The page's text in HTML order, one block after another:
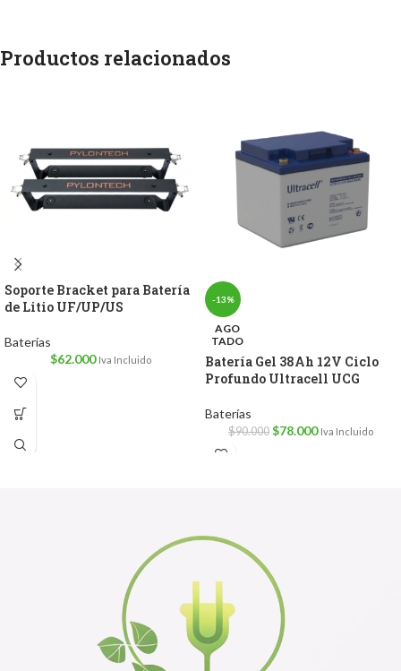
Productos relacionados
Soporte Bracket para Batería
de Litio UF/UP/US
Baterías
$62.000 Iva Incluido
-13%
AGO
TADO
Batería Gel 38Ah 12V Ciclo
Profundo Ultracell UCG
Baterías
$90.000 $78.000 Iva Incluido